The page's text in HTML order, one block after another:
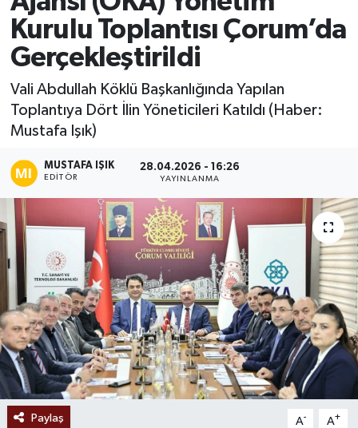
Kurulu Toplantısı Çorum’da
Gerçekleştirildi
Vali Abdullah Köklü Başkanlığında Yapılan
Toplantıya Dört İlin Yöneticileri Katıldı (Haber:
Mustafa Işık)
MUSTAFA IŞIK
EDITÖR
28.04.2026 - 16:26
YAYINLANMA
Paylaş A- A+
Ekonomi
Sağlık
Tokat Haber